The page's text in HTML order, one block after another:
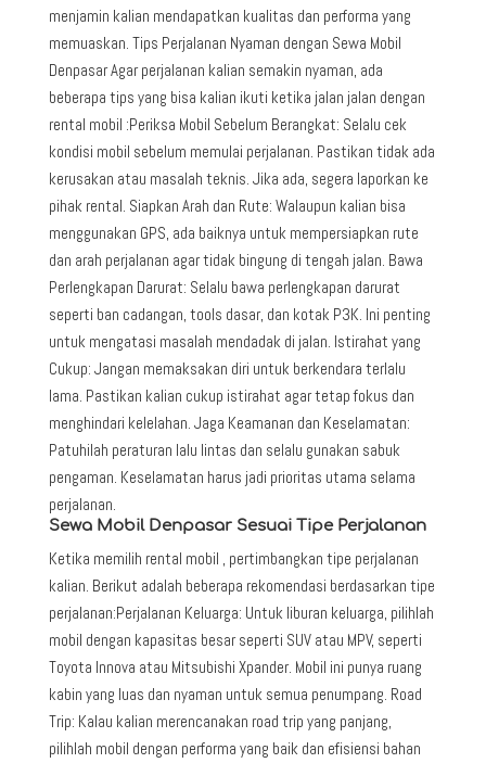
menjamin kalian mendapatkan kualitas dan performa yang
memuaskan. Tips Perjalanan Nyaman dengan Sewa Mobil
Denpasar Agar perjalanan kalian semakin nyaman, ada
beberapa tips yang bisa kalian ikuti ketika jalan jalan dengan
rental mobil :Periksa Mobil Sebelum Berangkat: Selalu cek
kondisi mobil sebelum memulai perjalanan. Pastikan tidak ada
kerusakan atau masalah teknis. Jika ada, segera laporkan ke
pihak rental. Siapkan Arah dan Rute: Walaupun kalian bisa
menggunakan GPS, ada baiknya untuk mempersiapkan rute
dan arah perjalanan agar tidak bingung di tengah jalan. Bawa
Perlengkapan Darurat: Selalu bawa perlengkapan darurat
seperti ban cadangan, tools dasar, dan kotak P3K. Ini penting
untuk mengatasi masalah mendadak di jalan. Istirahat yang
Cukup: Jangan memaksakan diri untuk berkendara terlalu
lama. Pastikan kalian cukup istirahat agar tetap fokus dan
menghindari kelelahan. Jaga Keamanan dan Keselamatan:
Patuhilah peraturan lalu lintas dan selalu gunakan sabuk
pengaman. Keselamatan harus jadi prioritas utama selama
perjalanan.
Sewa Mobil Denpasar Sesuai Tipe Perjalanan
Ketika memilih rental mobil , pertimbangkan tipe perjalanan
kalian. Berikut adalah beberapa rekomendasi berdasarkan tipe
perjalanan:Perjalanan Keluarga: Untuk liburan keluarga, pilihlah
mobil dengan kapasitas besar seperti SUV atau MPV, seperti
Toyota Innova atau Mitsubishi Xpander. Mobil ini punya ruang
kabin yang luas dan nyaman untuk semua penumpang. Road
Trip: Kalau kalian merencanakan road trip yang panjang,
pilihlah mobil dengan performa yang baik dan efisiensi bahan